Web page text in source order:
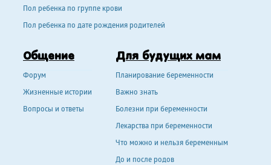
Пол ребенка по группе крови
Пол ребенка по дате рождения родителей
Общение
Форум
Жизненные истории
Вопросы и ответы
Для будущих мам
Планирование беременности
Важно знать
Болезни при беременности
Лекарства при беременности
Что можно и нельзя беременным
До и после родов